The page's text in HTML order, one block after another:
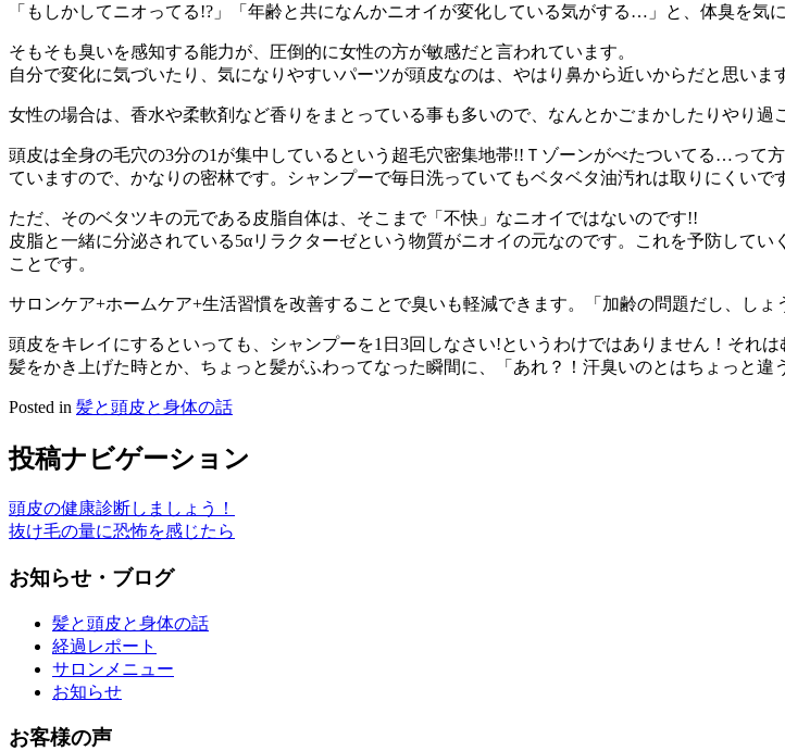
「もしかしてニオってる!?」「年齢と共になんかニオイが変化している気がする…」と、体臭を気
そもそも臭いを感知する能力が、圧倒的に女性の方が敏感だと言われています。
自分で変化に気づいたり、気になりやすいパーツが頭皮なのは、やはり鼻から近いからだと思いま
女性の場合は、香水や柔軟剤など香りをまとっている事も多いので、なんとかごまかしたりやり
頭皮は全身の毛穴の3分の1が集中しているという超毛穴密集地帯!!Ｔゾーンがべたついてる…って
ていますので、かなりの密林です。シャンプーで毎日洗っていてもベタベタ油汚れは取りにくいで
ただ、そのベタツキの元である皮脂自体は、そこまで「不快」なニオイではないのです!!
皮脂と一緒に分泌されている5αリラクターゼという物質がニオイの元なのです。これを予防して
ことです。
サロンケア+ホームケア+生活習慣を改善することで臭いも軽減できます。「加齢の問題だし、しょ
頭皮をキレイにするといっても、シャンプーを1日3回しなさい!というわけではありません！それ
髪をかき上げた時とか、ちょっと髪がふわってなった瞬間に、「あれ？！汗臭いのとはちょっと
Posted in 髪と頭皮と身体の話
投稿ナビゲーション
頭皮の健康診断しましょう！
抜け毛の量に恐怖を感じたら
お知らせ・ブログ
髪と頭皮と身体の話
経過レポート
サロンメニュー
お知らせ
お客様の声